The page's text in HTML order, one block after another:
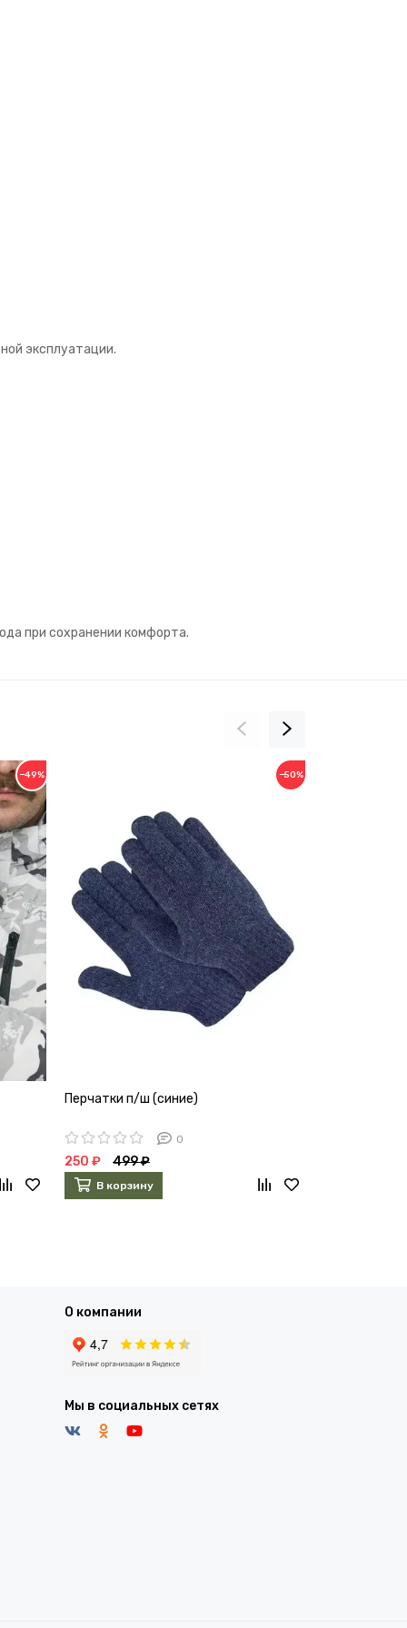
эксплуатации.
при сохранении комфорта.
−49% −50%
Перчатки п/ш (синие)
0
250 ₽ 499 ₽
В корзину
О компании
Мы в социальных сетях